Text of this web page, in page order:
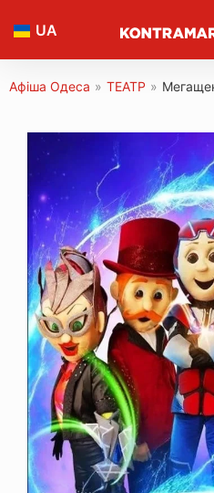
UA
Афіша Одеса » ТЕАТР »